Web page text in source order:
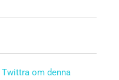
Twittra om denna